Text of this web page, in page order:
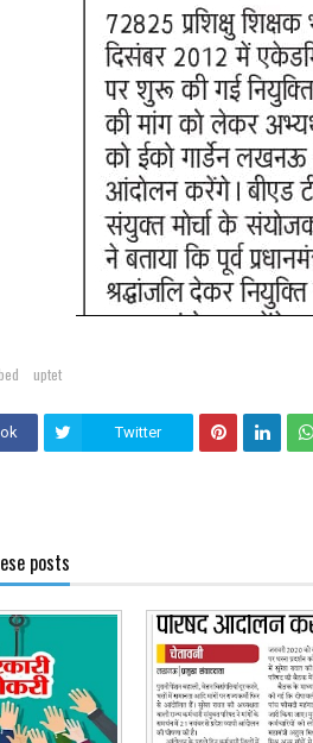
bed uptet
Twitter
posts